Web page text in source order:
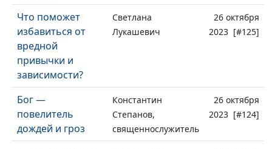
Что поможет
избавиться от
вредной
привычки и
зависимости?
Светлана
Лукашевич
26 октября
2023 [#125]
Бог —
повелитель
дождей и гроз
Константин
Степанов,
священнослужитель
26 октября
2023 [#124]